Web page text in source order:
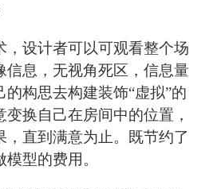
，设计者可以可观看整个场
信息，无视角死区，信息量
的构思去构建装饰“虚拟”的
变换自己在房间中的位置，
，直到满意为止。既节约了
型的费用。